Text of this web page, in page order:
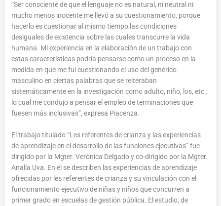
“Ser consciente de que el lenguaje no es natural, ni neutral ni
mucho menos inocente me llevó a su cuestionamiento, porque
hacerlo es cuestionar al mismo tiempo las condiciones
desiguales de existencia sobre las cuales transcurre la vida
humana. Mi experiencia en la elaboración de un trabajo con
estas características podría pensarse como un proceso en la
medida en que me fui cuestionando el uso del genérico
masculino en ciertas palabras que se reiteraban
sistemáticamente en la investigación como adulto, niño, los, etc.;
lo cual me condujo a pensar el empleo de terminaciones que
fuesen más inclusivas”, expresa Piacenza.
El trabajo titulado “Les referentes de crianza y las experiencias
de aprendizaje en el desarrollo de las funciones ejecutivas” fue
dirigido por la Mgter. Verónica Delgado y co-dirigido por la Mgter.
Analía Uva. En él se describen las experiencias de aprendizaje
ofrecidas por les referentes de crianza y su vinculación con el
funcionamiento ejecutivo de niñas y niños que concurren a
primer grado en escuelas de gestión pública. El estudio, de